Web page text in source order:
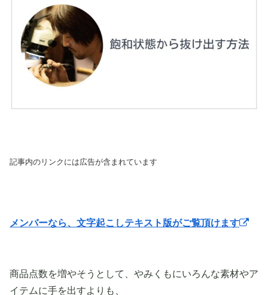
記事内のリンクには広告が含まれています
メンバーなら、文字起こしテキスト版がご覧頂けます
商品点数を増やそうとして、やみくもにいろんな素材やア
イテムに手を出すよりも、